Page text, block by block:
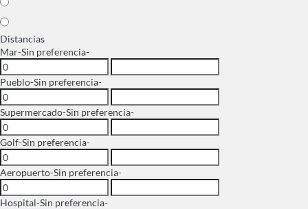
Distancias
Mar-Sin preferencia-
Pueblo-Sin preferencia-
Supermercado-Sin preferencia-
Golf-Sin preferencia-
Aeropuerto-Sin preferencia-
Hospital-Sin preferencia-